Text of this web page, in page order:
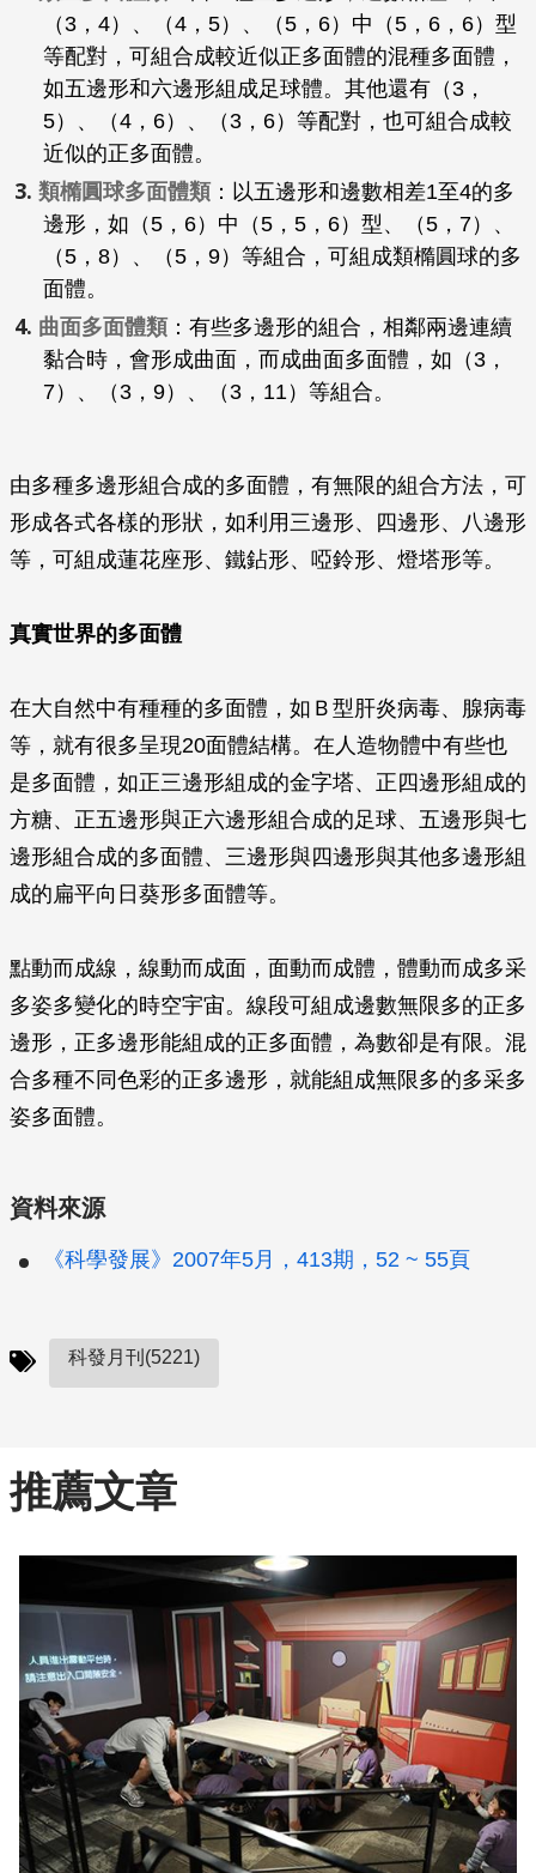
（3，4）、（4，5）、（5，6）中（5，6，6）型
等配對，可組合成較近似正多面體的混種多面體，
如五邊形和六邊形組成足球體。其他還有（3，
5）、（4，6）、（3，6）等配對，也可組合成較
近似的正多面體。
類橢圓球多面體類 ：以五邊形和邊數相差1至4的多
邊形，如（5，6）中（5，5，6）型、（5，7）、
（5，8）、（5，9）等組合，可組成類橢圓球的多
面體。
曲面多面體類 ：有些多邊形的組合，相鄰兩邊連續
黏合時，會形成曲面，而成曲面多面體，如（3，
7）、（3，9）、（3，11）等組合。
由多種多邊形組合成的多面體，有無限的組合方法，可
形成各式各樣的形狀，如利用三邊形、四邊形、八邊形
等，可組成蓮花座形、鐵鉆形、啞鈴形、燈塔形等。
真實世界的多面體
在大自然中有種種的多面體，如Ｂ型肝炎病毒、腺病毒
等，就有很多呈現20面體結構。在人造物體中有些也
是多面體，如正三邊形組成的金字塔、正四邊形組成的
方糖、正五邊形與正六邊形組合成的足球、五邊形與七
邊形組合成的多面體、三邊形與四邊形與其他多邊形組
成的扁平向日葵形多面體等。
點動而成線，線動而成面，面動而成體，體動而成多采
多姿多變化的時空宇宙。線段可組成邊數無限多的正多
邊形，正多邊形能組成的正多面體，為數卻是有限。混
合多種不同色彩的正多邊形，就能組成無限多的多采多
姿多面體。
資料來源
《科學發展》2007年5月，413期，52 ~ 55頁
科發月刊(5221)
推薦文章